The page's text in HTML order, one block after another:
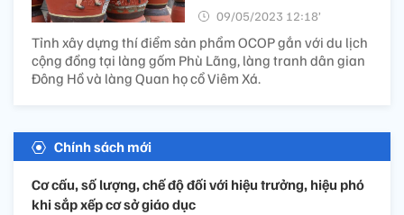
09/05/2023 12:18’
Tỉnh xây dựng thí điểm sản phẩm OCOP gắn với du lịch
cộng đồng tại làng gốm Phù Lãng, làng tranh dân gian
Đông Hồ và làng Quan họ cổ Viêm Xá.
Chính sách mới
Cơ cấu, số lượng, chế độ đối với hiệu trưởng, hiệu phó
khi sắp xếp cơ sở giáo dục